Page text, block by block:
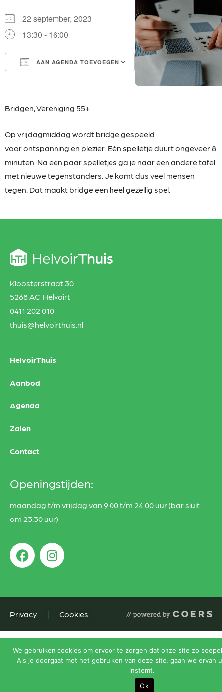
22 september, 2023
13:30 - 16:00
AAN AGENDA TOEVOEGEN
Outlook Live
Bridgen, Vereniging 55+
Op vrijdagmiddag wordt bridge gespeeld
voorontspanning en plezier. Eén spelletje duurt ongeveer 8
minuten. Na een paar spelletjes ga je naar een andere tafel
met nieuwe tegenstanders. Je komt dus veel mensen
tegen. Dat maakt bridge een heel gezellig spel.
Kloosterstraat 30
5268 AC Helvoirt
0411 202 010
thuis@helvoirthuis.nl
HelvoirThuis
Aanbod
Agenda
Zalen
Contact
Openingstijden:
maandag t/m vrijdag van 9.00 t/m 24.00 uur (bar sluit
om 23.30 uur)
Privacy | Cookies
We gebruiken cookies om ervoor te zorgen dat onze site zo
Als je doorgaat met het gebruiken van deze site, gaan we ervan
instemt.
Ok